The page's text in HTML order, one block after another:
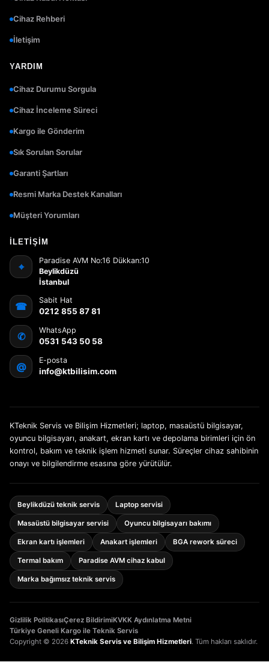
Cihaz Rehberi
İletişim
YARDIM
Cihaz Durumu Sorgula
Cihaz İnceleme Süreci
Kargo ile Gönderim
Sık Sorulan Sorular
Garanti Şartları
Resmi Marka Destek Kanalları
Müşteri Yorumları
İLETIŞIM
⌖
Paradise AVM No:16 Dükkan:10
Beylikdüzü
İstanbul
☎
Sabit Hat
0212 855 87 81
✆
WhatsApp
0531 543 50 58
@
E-posta
info@ktbilisim.com
KTeknik Servis ve Bilişim Hizmetleri; laptop, masaüstü bilgisayar,
oyuncu bilgisayarı, anakart, ekran kartı ve depolama birimleri için ön
kontrol, bakım ve teknik işlem hizmeti sunar. Süreçler cihaz sahibinin
onayı ve bilgilendirme esasına göre yürütülür.
Beylikdüzü teknik servis Laptop servisi
Masaüstü bilgisayar servisi Oyuncu bilgisayarı bakımı
Ekran kartı işlemleri Anakart işlemleri BGA rework süreci
Termal bakım Paradise AVM cihaz kabul
Marka bağımsız teknik servis
Copyright © 2026 KTeknik Servis ve Bilişim Hizmetleri. Tüm hakları saklıdır.
Gizlilik PolitikasıÇerez BildirimiKVKK Aydınlatma Metni
Türkiye Geneli Kargo ile Teknik Servis